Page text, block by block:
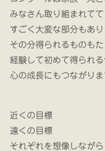
みなさん取り組まれてて
すごく大変な部分もあ
その分得られるものもた
経験して初めて得られ
心の成長にもつながりま
近くの目標
遠くの目標
それぞれを想像しながら